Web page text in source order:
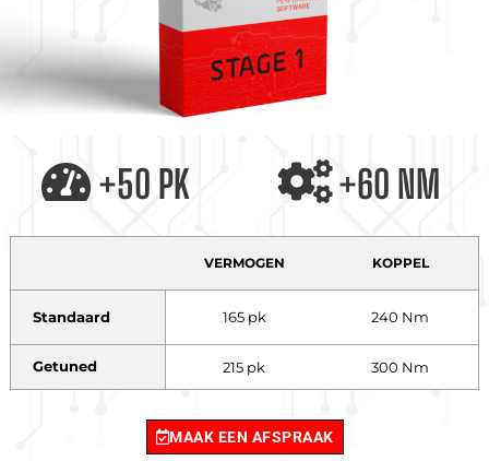
+50 PK +60 NM
VERMOGEN KOPPEL
Standaard 165 pk 240 Nm
Getuned 215 pk 300 Nm
MAAK EEN AFSPRAAK